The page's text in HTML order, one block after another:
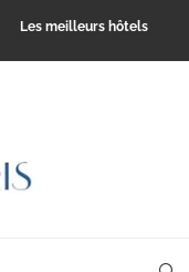
Les meilleurs hôtels